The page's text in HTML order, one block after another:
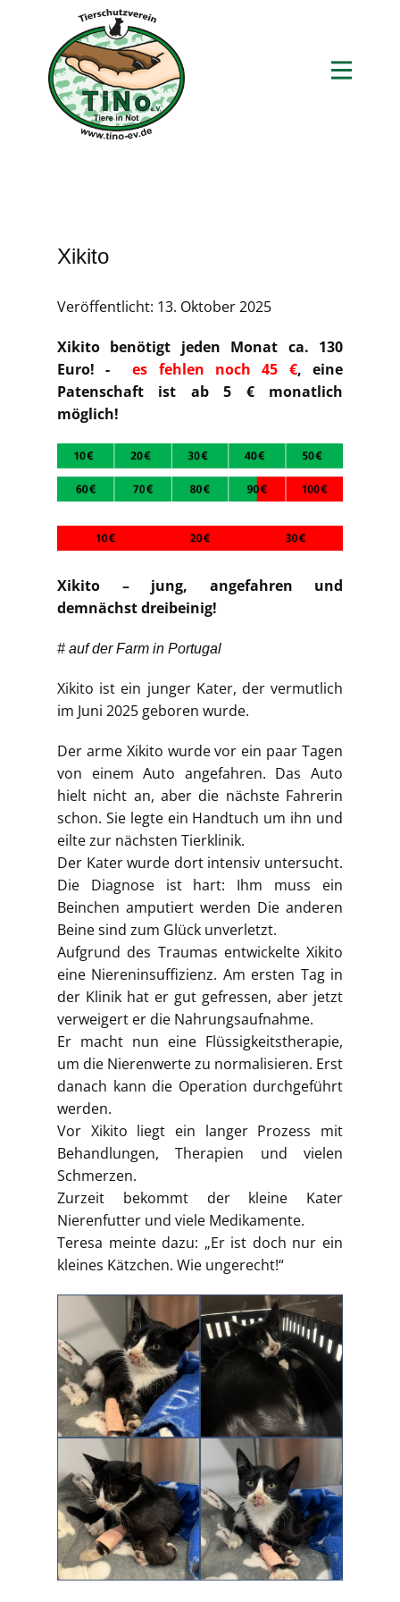
Xikito
Veröffentlicht: 13. Oktober 2025
Xikito benötigt jeden Monat ca. 130
Euro! -es fehlen noch 45 €, eine
Patenschaft ist ab 5 € monatlich
möglich!
Xikito – jung, angefahren und
demnächst dreibeinig!
# auf der Farm in Portugal
Xikito ist ein junger Kater, der vermutlich
im Juni 2025 geboren wurde.
Der arme Xikito wurde vor ein paar Tagen
von einem Auto angefahren. Das Auto
hielt nicht an, aber die nächste Fahrerin
schon. Sie legte ein Handtuch um ihn und
eilte zur nächsten Tierklinik.
Der Kater wurde dort intensiv untersucht.
Die Diagnose ist hart: Ihm muss ein
Beinchen amputiert werden Die anderen
Beine sind zum Glück unverletzt.
Aufgrund des Traumas entwickelte Xikito
eine Niereninsuffizienz. Am ersten Tag in
der Klinik hat er gut gefressen, aber jetzt
verweigert er die Nahrungsaufnahme.
Er macht nun eine Flüssigkeitstherapie,
um die Nierenwerte zu normalisieren. Erst
danach kann die Operation durchgeführt
werden.
Vor Xikito liegt ein langer Prozess mit
Behandlungen, Therapien und vielen
Schmerzen.
Zurzeit bekommt der kleine Kater
Nierenfutter und viele Medikamente.
Teresa meinte dazu: „Er ist doch nur ein
kleines Kätzchen. Wie ungerecht!“